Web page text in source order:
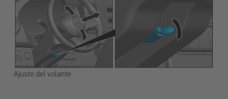
Ajuste del volante